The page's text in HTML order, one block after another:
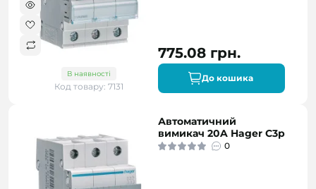
В наявності
Код товару: 7131
775.08 грн.
До кошика
Автоматичний
вимикач 20A Hager C3p
0